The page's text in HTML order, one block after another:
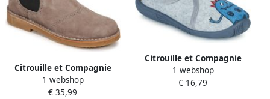
Citrouille et Compagnie
Laarzen NEW 87
1 webshop
€ 35,99
Citrouille et Compagnie
Pantoffels NEW 93
1 webshop
€ 16,79